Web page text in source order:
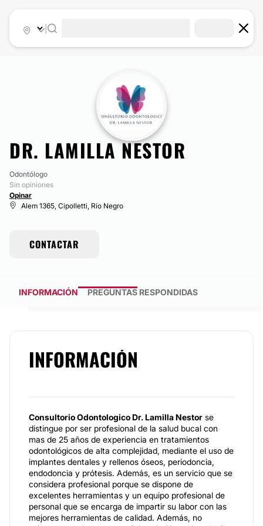
DR. LAMILLA NESTOR
Odontólogo
Sin opiniones
Opinar
Alem 1365, Cipolletti, Río Negro
CONTACTAR
INFORMACIÓN PREGUNTAS RESPONDIDAS
INFORMACIÓN
Consultorio Odontologico Dr. Lamilla Nestor se
distingue por ser profesional de la salud bucal con
mas de 25 años de experiencia en tratamientos
odontológicos de alta complejidad, mediante el uso de
implantes dentales y rellenos óseos, periodoncia,
endodoncia y prótesis. Además, es un servicio que se
considera profesional porque se dispone de
excelentes herramientas y un equipo profesional de
personal que se encarga de impartir su labor con las
mejores herramientas de calidad. Además, no